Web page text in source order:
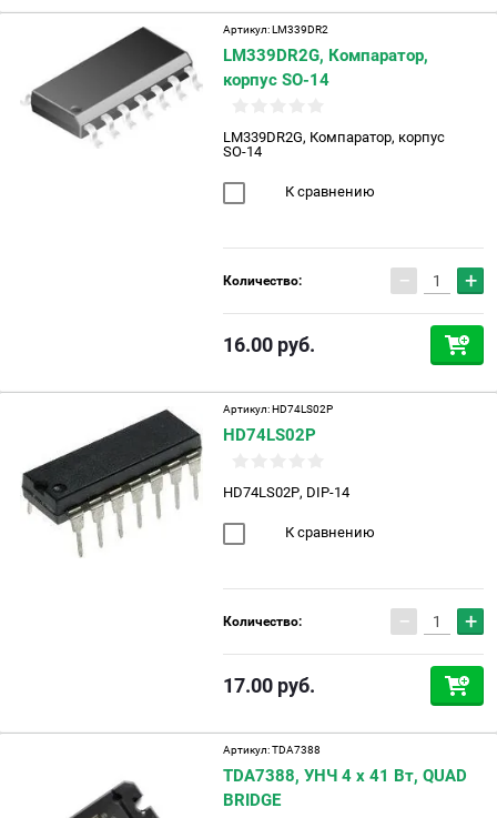
Артикул:LM339DR2
LM339DR2G, Компаратор,
корпус SO-14
LM339DR2G, Компаратор, корпус
SO-14
К сравнению
Количество: − +
16.00 руб.
Артикул:HD74LS02P
HD74LS02P
HD74LS02P, DIP-14
К сравнению
Количество: − +
17.00 руб.
Артикул:TDA7388
TDA7388, УНЧ 4 х 41 Вт, QUAD
BRIDGE